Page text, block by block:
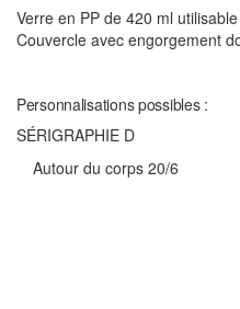
Verre en PP de 420 ml
Couvercle avec engorgement
Personnalisations possibles :
SÉRIGRAPHIE D
Autour du corps 20/6